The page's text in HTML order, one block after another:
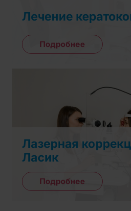
Лечение
Подробнее
Лазерная
Ласик
Подробнее